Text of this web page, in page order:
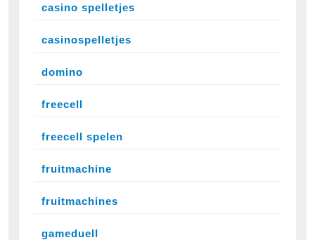
casino spelletjes
casinospelletjes
domino
freecell
freecell spelen
fruitmachine
fruitmachines
gameduell